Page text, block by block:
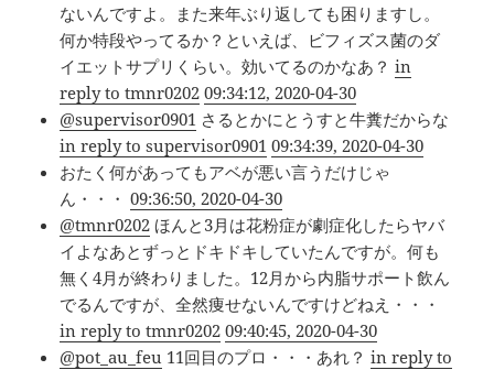
ないんですよ。また来年ぶり返しても困りますし。
何か特段やってるか？といえば、ビフィズス菌のダ
イエットサプリくらい。効いてるのかなあ？in
reply to tmnr0202 09:34:12, 2020-04-30
@supervisor0901 さるとかにとうすと牛糞だからな
in reply to supervisor0901 09:34:39, 2020-04-30
おたく何があってもアベが悪い言うだけじゃ
ん・・・09:36:50, 2020-04-30
@tmnr0202 ほんと3月は花粉症が劇症化したらヤバ
イよなあとずっとドキドキしていたんですが。何も
無く4月が終わりました。12月から内脂サポート飲ん
でるんですが、全然痩せないんですけどねえ・・・
in reply to tmnr0202 09:40:45, 2020-04-30
@pot_au_feu 11回目のプロ・・・あれ？in reply to